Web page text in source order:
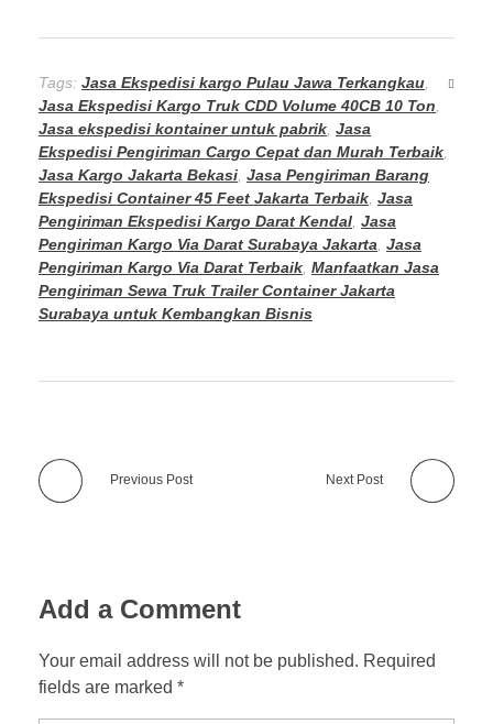
Tags: Jasa Ekspedisi kargo Pulau Jawa Terkangkau
Jasa Ekspedisi Kargo Truk CDD Volume 40CB 10 Ton
Jasa ekspedisi kontainer untuk pabrik Jasa
Ekspedisi Pengiriman Cargo Cepat dan Murah Terbaik
Jasa Kargo Jakarta Bekasi Jasa Pengiriman Barang
Ekspedisi Container 45 Feet Jakarta Terbaik Jasa
Pengiriman Ekspedisi Kargo Darat Kendal Jasa
Pengiriman Kargo Via Darat Surabaya Jakarta Jasa
Pengiriman Kargo Via Darat Terbaik Manfaatkan Jasa
Pengiriman Sewa Truk Trailer Container Jakarta
Surabaya untuk Kembangkan Bisnis
Previous Post Next Post
Add a Comment
Your email address will not be published. Required
fields are marked *